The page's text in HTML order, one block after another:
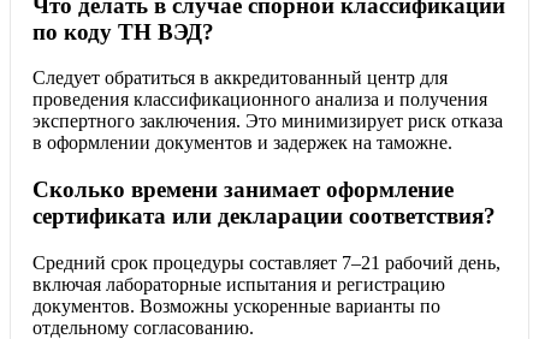
по коду ТН ВЭД?
Следует обратиться в аккредитованный центр для
проведения классификационного анализа и получения
экспертного заключения. Это минимизирует риск отказа
в оформлении документов и задержек на таможне.
Сколько времени занимает оформление
сертификата или декларации соответствия?
Средний срок процедуры составляет 7–21 рабочий день,
включая лабораторные испытания и регистрацию
документов. Возможны ускоренные варианты по
отдельному согласованию.